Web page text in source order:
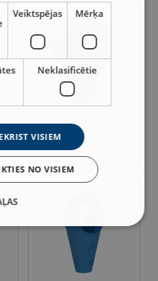
Skatīt
Veiktspējas Mērķa
Neklasificētie
VISIEM
NO VISIEM